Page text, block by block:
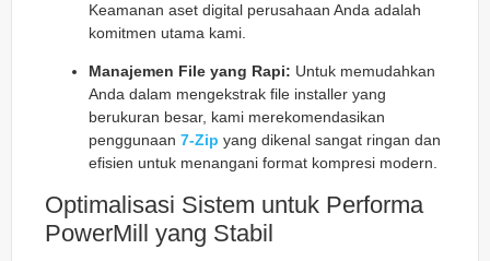
Keamanan aset digital perusahaan Anda adalah
komitmen utama kami.
Manajemen File yang Rapi: Untuk memudahkan
Anda dalam mengekstrak file installer yang
berukuran besar, kami merekomendasikan
penggunaan 7-Zip yang dikenal sangat ringan dan
efisien untuk menangani format kompresi modern.
Optimalisasi Sistem untuk Performa
PowerMill yang Stabil